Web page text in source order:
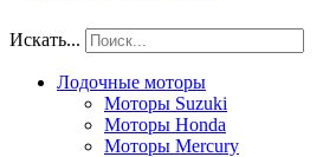
Искать...
Лодочные моторы
Моторы Suzuki
Моторы Honda
Моторы Mercury